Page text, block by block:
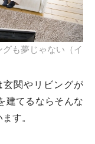
も夢じゃない（イ
関やリビングが
建てるならそんな
す。